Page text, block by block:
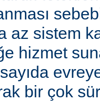
az sistem
hizmet
bir çok